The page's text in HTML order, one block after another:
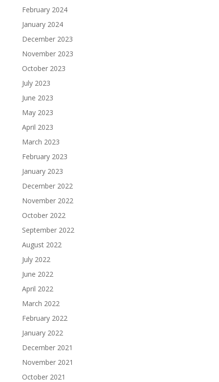
February 2024
January 2024
December 2023
November 2023
October 2023
July 2023
June 2023
May 2023
April 2023
March 2023
February 2023
January 2023
December 2022
November 2022
October 2022
September 2022
August 2022
July 2022
June 2022
April 2022
March 2022
February 2022
January 2022
December 2021
November 2021
October 2021